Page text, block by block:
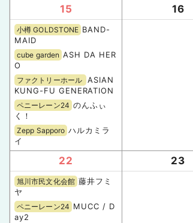
15
小樽 GOLDSTONE BAND-
MAID
cube garden ASH DA HER
O
ファクトリーホール
ASIAN
KUNG-FU GENERATION
ペニーレーン24 のんふぃ
く！
Zepp Sapporo ハルカミラ
イ
16
22
旭川市民文化会館 藤井フミ
ヤ
ペニーレーン24 MUCC / D
ay2
23